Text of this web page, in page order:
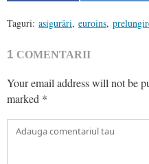
Taguri: asigurări, euroins,
1 COMENTARII
Your email address will not be
marked *